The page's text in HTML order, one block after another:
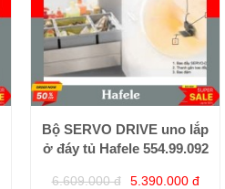
Bộ SERVO DRIVE uno lắp
ở đáy tủ Hafele 554.99.092
6.609.000 đ 5.390.000 đ